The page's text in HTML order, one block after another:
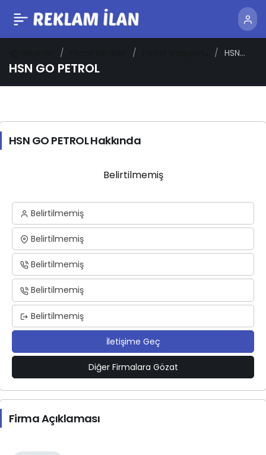
HSN
HSN GO PETROL
HSN GO PETROL Hakkında
Belirtilmemiş
Belirtilmemiş
Belirtilmemiş
Belirtilmemiş
Belirtilmemiş
Belirtilmemiş
İletişime Geç
Diğer Firmalara Gözat
Firma Açıklaması